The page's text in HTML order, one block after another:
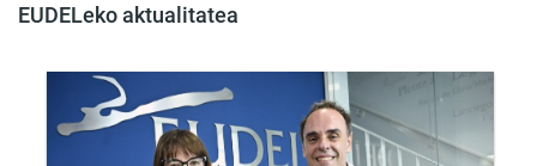
EUDELeko aktualitatea